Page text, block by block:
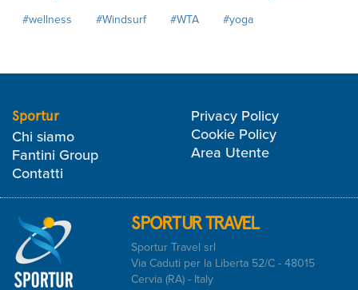
#wellness
#Windsurf #WTA #yoga
Sportur
Chi siamo
Fantini Group
Contatti
Privacy Policy
Cookie Policy
Area Utente
SPORTUR TRAVEL
Sportur Travel srl
Via Caduti per la Liberta 52/C - 48015
Cervia (RA) - Italy